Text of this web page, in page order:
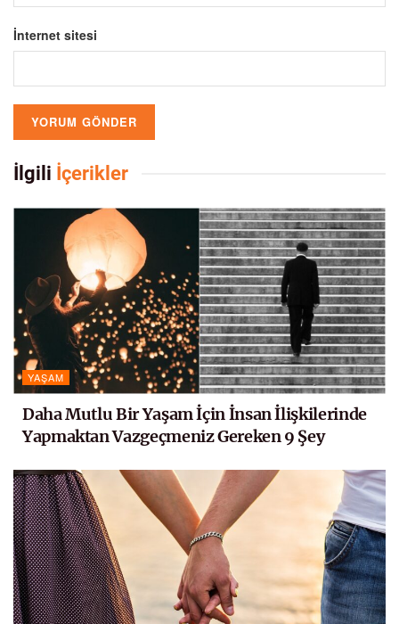
İnternet sitesi
İlgili İçerikler
YAŞAM
Daha Mutlu Bir Yaşam İçin İnsan İlişkilerinde
Yapmaktan Vazgeçmeniz Gereken 9 Şey